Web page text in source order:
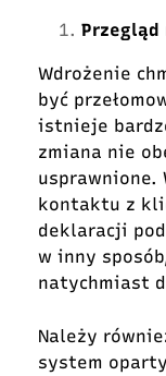
Przegląd
Wdrożenie
być
istnieje
zmiana nie
usprawnione.
kontaktu z
deklaracji
w inny
natychmiast
Należy
system